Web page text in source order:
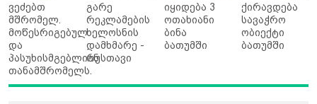
ვეძებთ
მშრომელ.
მოწესრიგებულ
და
პასუხისმგებლიან
თანამშრომელს.
გარე
რეკლამების
ხელოსნის
დამხმარე -
რუსთავი
იყიდება 3
ოთახიანი
ბინა
ბათუმში
ქირავდება
სავაჭრო
ობიექტი
ბათუმში